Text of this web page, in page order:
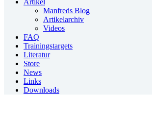
Artikel
Manfreds Blog
Artikelarchiv
Videos
FAQ
Trainingstargets
Literatur
Store
News
Links
Downloads